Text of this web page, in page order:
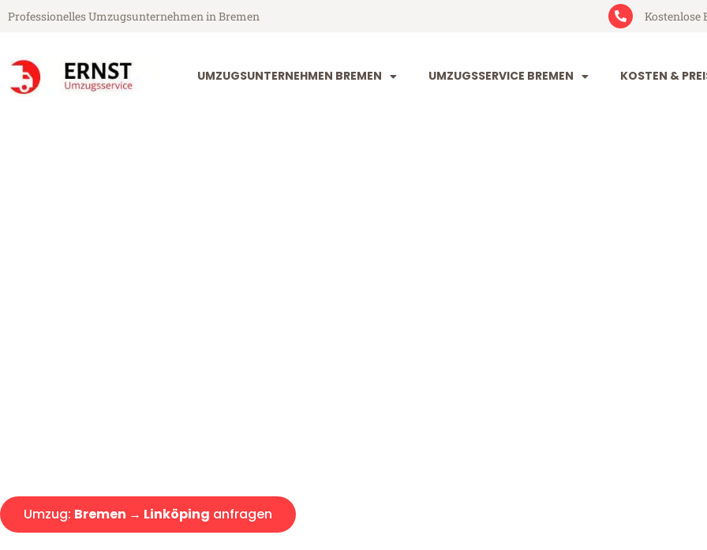
Professionelles Umzugsunternehmen in Bremen Kostenlose
UMZUGSUNTERNEHMEN BREMEN UMZUGSSERVICE BREMEN KOSTEN &
Umzug: Bremen → Linköping anfragen